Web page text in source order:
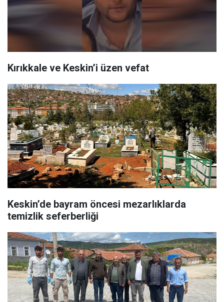
Kırıkkale ve Keskin’i üzen vefat
Keskin’de bayram öncesi mezarlıklarda
temizlik seferberliği